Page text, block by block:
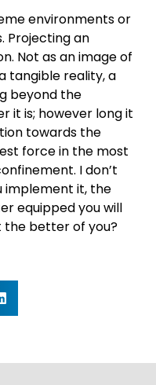
environments or
Projecting an
Not as an image of
tangible reality, a
beyond the
it is; however long it
towards the
force in the most
I don’t
implement it, the
equipped you will
the better of you?